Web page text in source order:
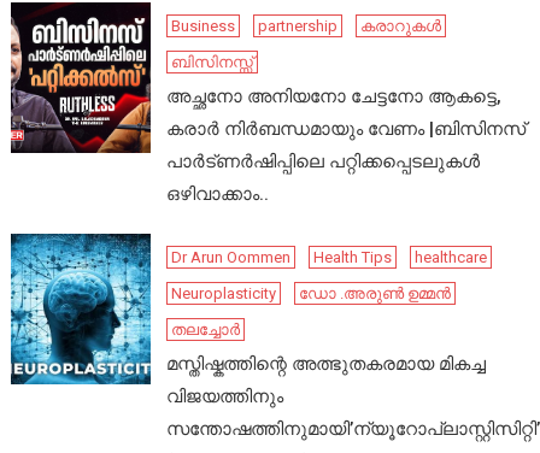
Business partnership
കരാറുകൾ
ബിസിനസ്സ്
അച്ഛനോ അനിയനോ ചേട്ടനോ ആകട്ടെ,
കരാർ നിർബന്ധമായും വേണം |ബിസിനസ്
പാർട്ണർഷിപ്പിലെ പറ്റിക്കപ്പെടലുകൾ
ഒഴിവാക്കാം..
Dr Arun Oommen Health Tips
healthcare
Neuroplasticity
ഡോ .അരുൺ ഉമ്മൻ
തലച്ചോർ
മസ്തിഷ്കത്തിന്റെ അത്ഭുതകരമായ മികച്ച
വിജയത്തിനും
സന്തോഷത്തിനുമായി’ന്യൂറോപ്ലാസ്റ്റിസിറ്റി’